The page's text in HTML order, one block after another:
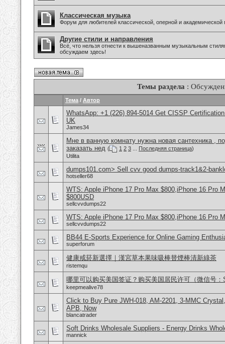
Классическая музыка
Форум для любителей классической, оперной и академической
Другие стили и направления
Всё, что нельзя отнести к вышеназванным музыкальным
обсуждаем здесь!
Темы раздела :
Тема / Автор
WhatsApp: +1 (226) 894-5014​ Get CISSP
UK
James34
Мне в ванную комнату нужна новая сантехника ,
заказать нед ( 1 2 3 Последняя страница)
Utilita
dumps101.com> Sell cvv good dumps-track1&2-
hotseller68
WTS: Apple iPhone 17 Pro Max $800,iPhone 16 Pro
$800USD
sellcvvdumps22
WTS: Apple iPhone 17 Pro Max $800,iPhone 16 Pro
sellcvvdumps22
BB44 E-Sports Experience for Online Gaming
superforum
健康戒菸新選擇｜漢宮草本果味吸棒替煙棒清新綠茶
ristemqu
哪里可以购买美国签证？购买美国居民许可（微信号：
keepmealive78
Click to Buy Pure JWH-018, AM-2201, 3-MMC
APB, Now
blancatrader
Soft Drinks Wholesale Suppliers - Energy Drinks
mannick